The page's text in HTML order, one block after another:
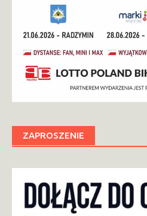
ZAPROSZENIE